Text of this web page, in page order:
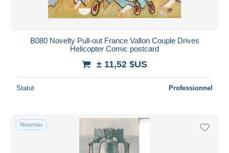
B080 Novelty Pull-out France Vallon Couple Drives
Helicopter Comic postcard
± 11,52 $US
Statut Professionnel
Nouveau